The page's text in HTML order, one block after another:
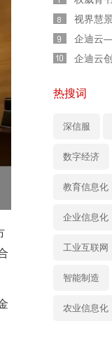
热搜词
深信服
数字经济
教育信息化
企业信息化
工业互联网
智能制造
农业信息化